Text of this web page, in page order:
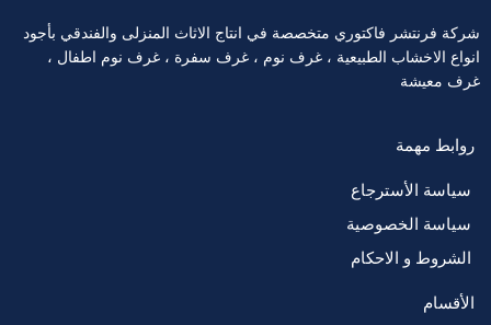
شركة فرنتشر فاكتوري متخصصة في انتاج الاثاث المنزلى والفندقي بأجود
انواع الاخشاب الطبيعية ، غرف نوم ، غرف سفرة ، غرف نوم اطفال ،
غرف معيشة
روابط مهمة
سياسة الأسترجاع
سياسة الخصوصية
الشروط و الاحكام
الأقسام